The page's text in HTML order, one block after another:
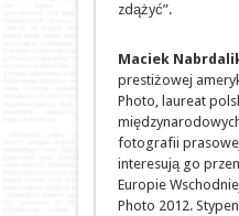
zdążyć”.
Maciek
prestiżowej
Photo, laureat
fotografii
interesują go
Europie
Photo 2012.